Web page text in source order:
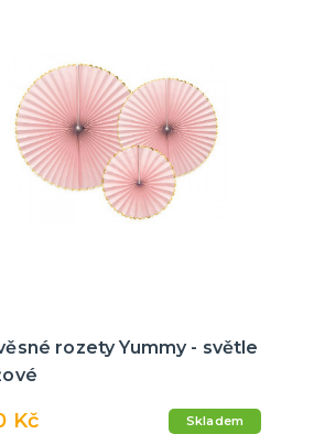
rozety Yummy - světle
Kč Skladem